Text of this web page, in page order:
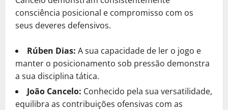
consciência posicional e compromisso com os
seus deveres defensivos.
Rúben Dias: A sua capacidade de ler o jogo e
manter o posicionamento sob pressão demonstra
a sua disciplina tática.
João Cancelo: Conhecido pela sua versatilidade,
equilibra as contribuições ofensivas com as